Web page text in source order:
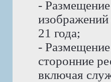
-
21 года;
-
сторонние
включая